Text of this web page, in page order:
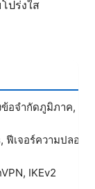
ปร่งใส
ข้อจำกัดภูมิภาค, ป
ฟีเจอร์ความปลอด
IKEv2